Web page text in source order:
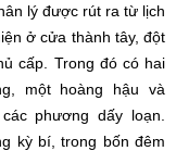
lýđược rút ra từ lịch
ở cửa thành tây,đột
cấp. Trong đó có hai
, một hoàng hậu và
phương dấy loạn.
kỳ bí, trong bốn đêm